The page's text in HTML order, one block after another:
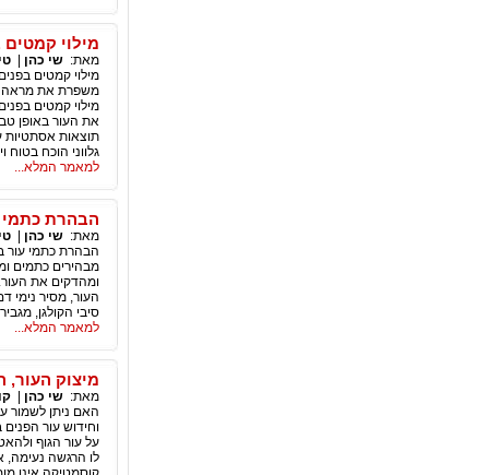
מילוי קמטים
מאת: שי כהן
מילוי קמטים
משפרת את מראה
מילוי קמטים
את העור באופן
תוצאות אסתטיות
גלווני הוכח בטוח
למאמר המלא...
הבהרת כתמי
מאת: שי כהן
הבהרת כתמי עור
מבהירים כתמים
ומהדקים את העור.
העור, מסיר נימי
סיבי הקולגן,
למאמר המלא...
מיצוק העור,
מאת: שי כהן
האם ניתן לשמור
וחידוש עור
על עור הגוף
לו הרגשה נעימה,